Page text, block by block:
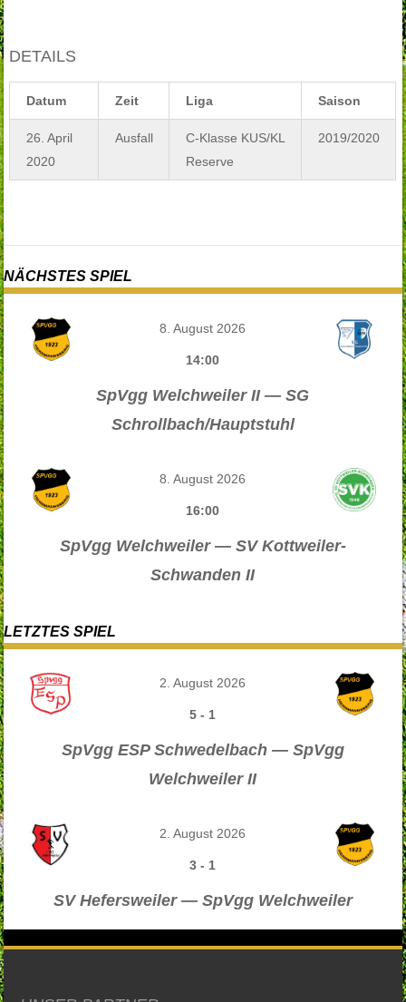
DETAILS
Datum Zeit Liga Saison
26. April
2020
Ausfall
C-Klasse KUS/KL
Reserve
2019/2020
NÄCHSTES SPIEL
8. August 2026
14:00
SpVgg Welchweiler II — SG
Schrollbach/Hauptstuhl
8. August 2026
16:00
SpVgg Welchweiler — SV Kottweiler-
Schwanden II
LETZTES SPIEL
2. August 2026
5 - 1
SpVgg ESP Schwedelbach — SpVgg
Welchweiler II
2. August 2026
3 - 1
SV Hefersweiler — SpVgg Welchweiler